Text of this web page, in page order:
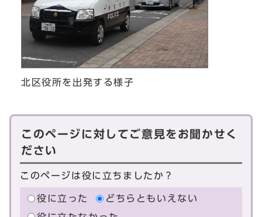
北区役所を出発する様子
このページに対してご意見をお聞かせく
ださい
このページは役に立ちましたか？
役に立った
どちらともいえない